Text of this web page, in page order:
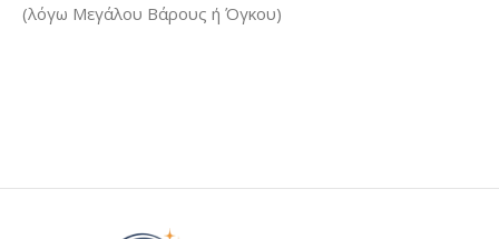
(λόγω Μεγάλου Βάρους ή Όγκου)